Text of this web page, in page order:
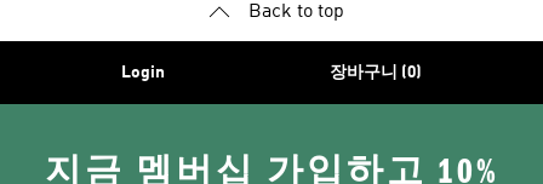
Back to top
Login 장바구니 (0)
지금 멤버십 가입하고 10%